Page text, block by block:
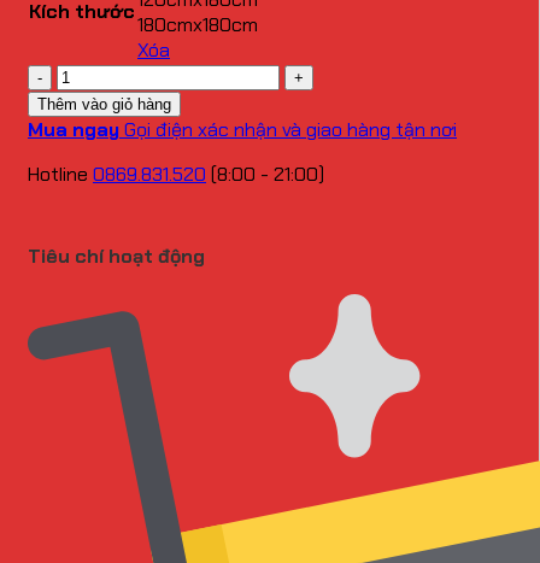
đến
Kích thước
180cmx180cm
Xóa
Số
lượng
Thêm vào giỏ hàng
Mua ngayGọi điện xác nhận và giao hàng tận nơi
Hotline 0869.831.520 (8:00 - 21:00)
Tiêu chí hoạt động